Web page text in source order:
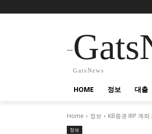
GatsNews
HOME 정보 대출
Home 정보 KB증권 IRP 계
정보